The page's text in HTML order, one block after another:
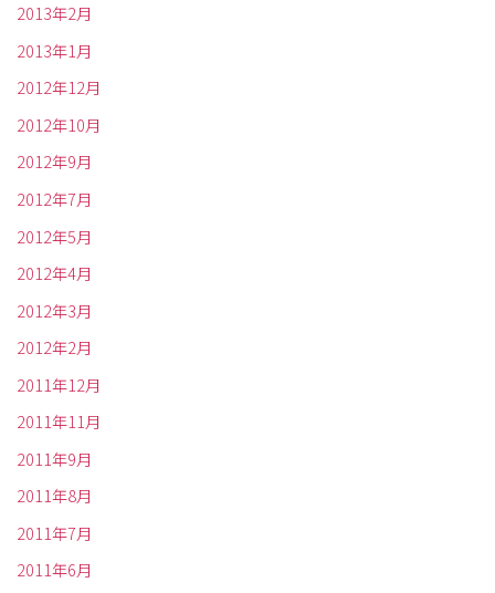
2013年2月
2013年1月
2012年12月
2012年10月
2012年9月
2012年7月
2012年5月
2012年4月
2012年3月
2012年2月
2011年12月
2011年11月
2011年9月
2011年8月
2011年7月
2011年6月